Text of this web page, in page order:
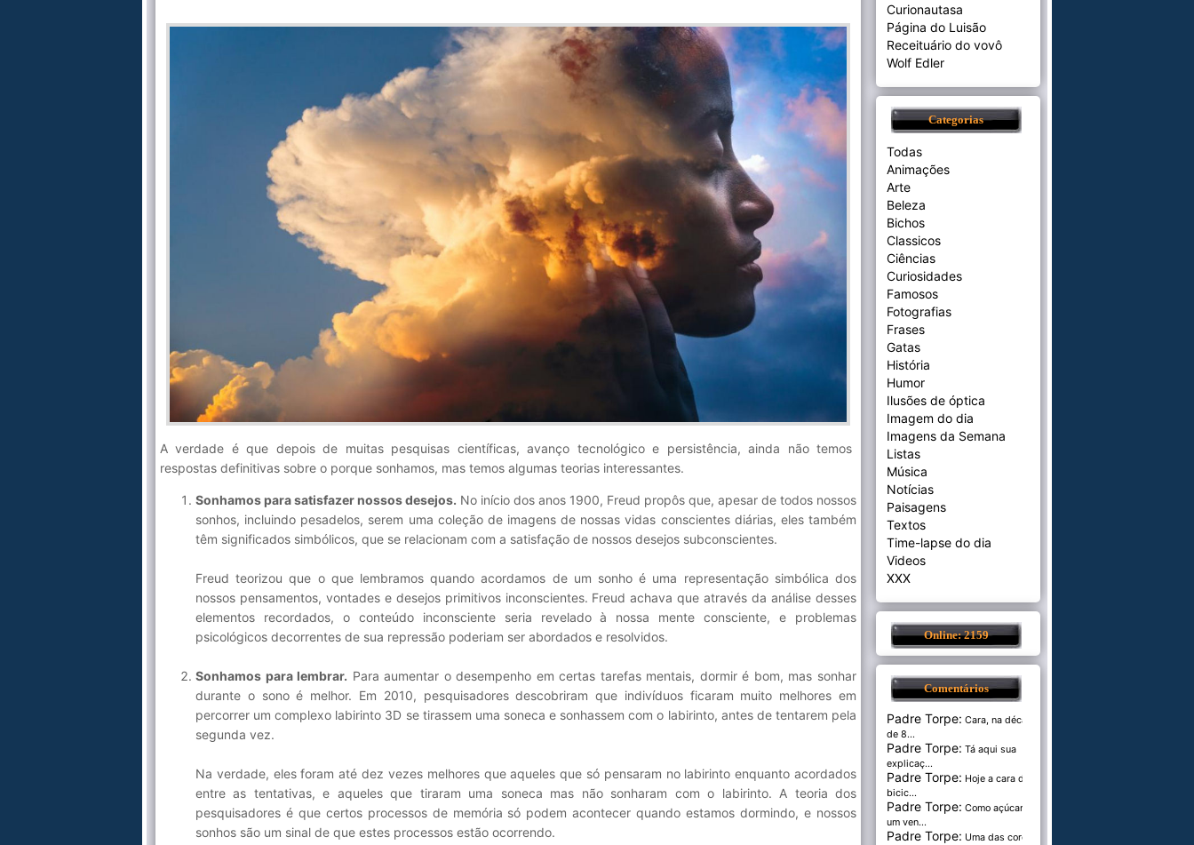
A verdade é que depois de muitas pesquisas científicas, avanço tecnológico e persistência, ainda não temos
respostas definitivas sobre o porque sonhamos, mas temos algumas teorias interessantes.
Sonhamos para satisfazer nossos desejos. No início dos anos 1900, Freud propôs que, apesar de todos nossos
sonhos, incluindo pesadelos, serem uma coleção de imagens de nossas vidas conscientes diárias, eles também
têm significados simbólicos, que se relacionam com a satisfação de nossos desejos subconscientes.
Freud teorizou que o que lembramos quando acordamos de um sonho é uma representação simbólica dos
nossos pensamentos, vontades e desejos primitivos inconscientes. Freud achava que através da análise desses
elementos recordados, o conteúdo inconsciente seria revelado à nossa mente consciente, e problemas
psicológicos decorrentes de sua repressão poderiam ser abordados e resolvidos.
Sonhamos para lembrar. Para aumentar o desempenho em certas tarefas mentais, dormir é bom, mas sonhar
durante o sono é melhor. Em 2010, pesquisadores descobriram que indivíduos ficaram muito melhores em
percorrer um complexo labirinto 3D se tirassem uma soneca e sonhassem com o labirinto, antes de tentarem pela
segunda vez.
Na verdade, eles foram até dez vezes melhores que aqueles que só pensaram no labirinto enquanto acordados
entre as tentativas, e aqueles que tiraram uma soneca mas não sonharam com o labirinto. A teoria dos
pesquisadores é que certos processos de memória só podem acontecer quando estamos dormindo, e nossos
sonhos são um sinal de que estes processos estão ocorrendo.
Curionautasa
Página do Luisão
Receituário do vovô
Wolf Edler
Categorias
Todas
Animações
Arte
Beleza
Bichos
Classicos
Ciências
Curiosidades
Famosos
Fotografias
Frases
Gatas
História
Humor
Ilusões de óptica
Imagem do dia
Imagens da Semana
Listas
Música
Notícias
Paisagens
Textos
Time-lapse do dia
Videos
XXX
Online: 2159
Comentários
Padre Torpe: Cara, na década
de 8...
Padre Torpe: Tá aqui sua
explicaç...
Padre Torpe: Hoje a cara de
bicic...
Padre Torpe: Como açúcar é
um ven...
Padre Torpe: Uma das cores